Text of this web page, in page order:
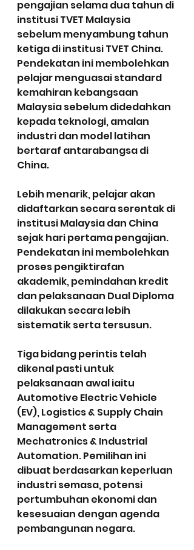
pengajian selama dua tahun di
institusi TVET Malaysia
sebelum menyambung tahun
ketiga di institusi TVET China.
Pendekatan ini membolehkan
pelajar menguasai standard
kemahiran kebangsaan
Malaysia sebelum didedahkan
kepada teknologi, amalan
industri dan model latihan
bertaraf antarabangsa di
China.
Lebih menarik, pelajar akan
didaftarkan secara serentak di
institusi Malaysia dan China
sejak hari pertama pengajian.
Pendekatan ini membolehkan
proses pengiktirafan
akademik, pemindahan kredit
dan pelaksanaan Dual Diploma
dilakukan secara lebih
sistematik serta tersusun.
Tiga bidang perintis telah
dikenal pasti untuk
pelaksanaan awal iaitu
Automotive Electric Vehicle
(EV), Logistics & Supply Chain
Management serta
Mechatronics & Industrial
Automation. Pemilihan ini
dibuat berdasarkan keperluan
industri semasa, potensi
pertumbuhan ekonomi dan
kesesuaian dengan agenda
pembangunan negara.